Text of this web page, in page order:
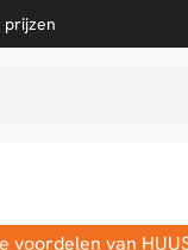
voordelen van